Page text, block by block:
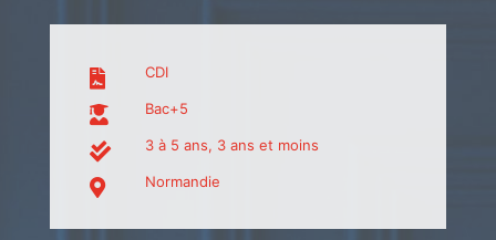
CDI
Bac+5
3 à 5 ans, 3 ans et moins
Normandie